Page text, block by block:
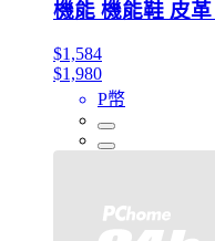
機能 機能鞋 皮
$1,584
$1,980
P幣